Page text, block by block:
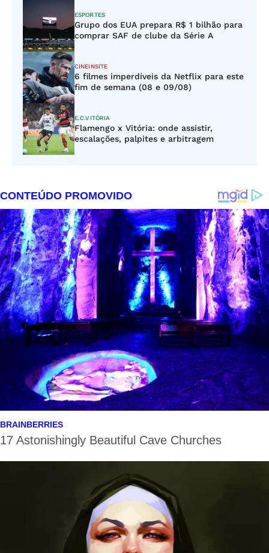
ESPORTES
Grupo dos EUA prepara R$ 1 bilhão para
comprar SAF de clube da Série A
CINEINSITE
6 filmes imperdíveis da Netflix para este
fim de semana (08 e 09/08)
E.C.VITÓRIA
Flamengo x Vitória: onde assistir,
escalações, palpites e arbitragem